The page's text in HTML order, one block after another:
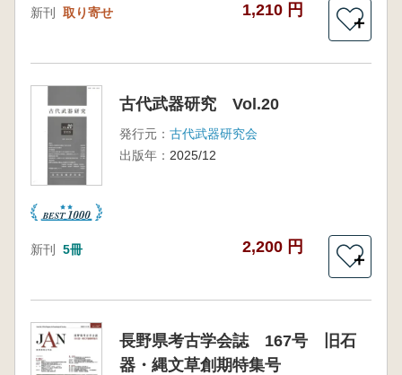
新刊 取り寄せ 1,210 円
＋
古代武器研究 Vol.20
発行元： 古代武器研究会
出版年： 2025/12
新刊 5冊 2,200 円
＋
長野県考古学会誌 167号 旧石
器・縄文草創期特集号